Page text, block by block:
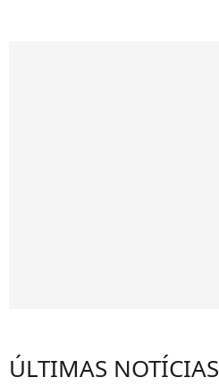
ÚLTIMAS NOTÍCIAS